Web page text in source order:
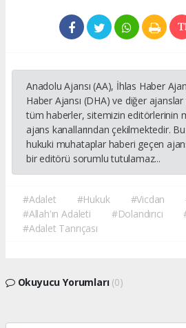
Anadolu Ajansı (AA), İhlas Haber
Haber Ajansı (DHA) ve diğer
tüm haberler, sitemizin editörlerinin
ajans kanallarından çekilmektedir.
hukuki muhataplar haberi geçen
bir editörü sorumlu tutulamaz...
#Adalet #Hukuk #Vicdan
#Allah'ın Adaleti
#Dolandırıcı
#Adalet Tanrıçası
Okuyucu Yorumları (0)